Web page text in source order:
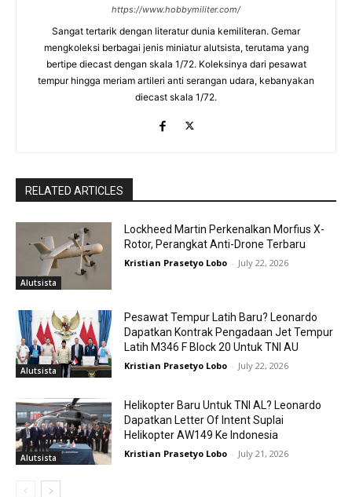
https://www.hobbymiliter.com/
Sangat tertarik dengan literatur dunia kemiliteran. Gemar
mengkoleksi berbagai jenis miniatur alutsista, terutama yang
bertipe diecast dengan skala 1/72. Koleksinya dari pesawat
tempur hingga meriam artileri anti serangan udara, kebanyakan
diecast skala 1/72.
RELATED ARTICLES
Alutsista
Lockheed Martin Perkenalkan Morfius X-
Rotor, Perangkat Anti-Drone Terbaru
Kristian Prasetyo Lobo - July 22, 2026
Alutsista
Pesawat Tempur Latih Baru? Leonardo
Dapatkan Kontrak Pengadaan Jet Tempur
Latih M346 F Block 20 Untuk TNI AU
Kristian Prasetyo Lobo - July 22, 2026
Alutsista
Helikopter Baru Untuk TNI AL? Leonardo
Dapatkan Letter Of Intent Suplai
Helikopter AW149 Ke Indonesia
Kristian Prasetyo Lobo - July 21, 2026